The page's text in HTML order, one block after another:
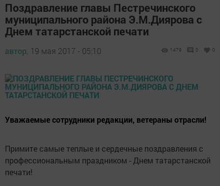
Поздравление главы Пестречинского
муниципального района Э.М.Диярова с
Днем татарстанской печати
автор, 19 мая 2017 - 05:10 1479 0 0
Уважаемые сотрудники редакции, ветераны отрасли!
Примите самые теплые и сердечные поздравления с
профессиональным праздником - Днем татарстанской
печати!